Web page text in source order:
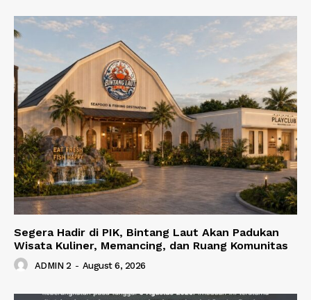
Segera Hadir di PIK, Bintang Laut Akan Padukan
Wisata Kuliner, Memancing, dan Ruang Komunitas
ADMIN 2 - August 6, 2026